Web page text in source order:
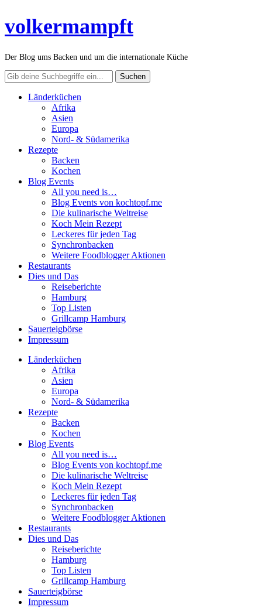
volkermampft
Der Blog ums Backen und um die internationale Küche
Länderküchen
Afrika
Asien
Europa
Nord- & Südamerika
Rezepte
Backen
Kochen
Blog Events
All you need is…
Blog Events von kochtopf.me
Die kulinarische Weltreise
Koch Mein Rezept
Leckeres für jeden Tag
Synchronbacken
Weitere Foodblogger Aktionen
Restaurants
Dies und Das
Reiseberichte
Hamburg
Top Listen
Grillcamp Hamburg
Sauerteigbörse
Impressum
Länderküchen
Afrika
Asien
Europa
Nord- & Südamerika
Rezepte
Backen
Kochen
Blog Events
All you need is…
Blog Events von kochtopf.me
Die kulinarische Weltreise
Koch Mein Rezept
Leckeres für jeden Tag
Synchronbacken
Weitere Foodblogger Aktionen
Restaurants
Dies und Das
Reiseberichte
Hamburg
Top Listen
Grillcamp Hamburg
Sauerteigbörse
Impressum